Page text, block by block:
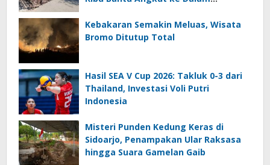
Kebakaran Semakin Meluas, Wisata
Bromo Ditutup Total
Hasil SEA V Cup 2026: Takluk 0-3 dari
Thailand, Investasi Voli Putri
Indonesia
Misteri Punden Kedung Keras di
Sidoarjo, Penampakan Ular Raksasa
hingga Suara Gamelan Gaib